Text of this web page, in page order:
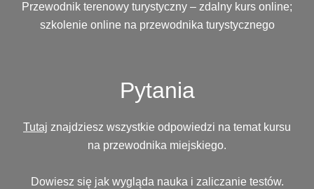
Przewodnik terenowy turystyczny – zdalny kurs online;
szkolenie online na przewodnika turystycznego
Pytania
Tutaj znajdziesz wszystkie odpowiedzi na temat kursu
na przewodnika miejskiego.
Dowiesz się jak wygląda nauka i zaliczanie testów.